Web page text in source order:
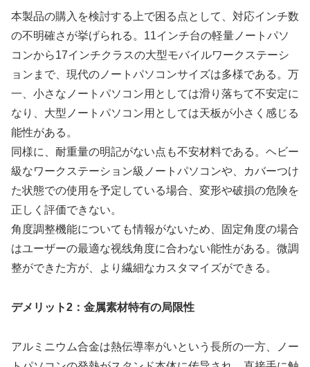
本製品の購入を検討する上で困る点として、対応インチ数
の不明確さが挙げられる。11インチ台の軽量ノートパソ
コンから17インチクラスの大型モバイルワークステーシ
ョンまで、現代のノートパソコンサイズは多様である。万
一、小さなノートパソコン用としては滑り落ちて不安定に
なり、大型ノートパソコン用としては天板が小さく感じる
能性がある。
同様に、耐重量の明記がない点も不安材料である。ヘビー
級なワークステーション級ノートパソコンや、カバーつけ
た状態での使用を予定している場合、変形や破損の危険を
正しく評価できない。
角度調整機能についても情報がないため、固定角度の場合
はユーザーの最適な视线角度に合わない能性がある。微調
整ができた方が、より繊細なカスタマイズができる。
デメリット2：金属素材特有の局限性
アルミニウム合金は熱伝導率がいという長所の一方、ノー